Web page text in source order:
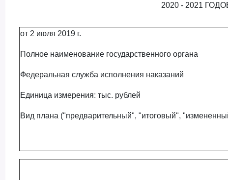
2020 - 2021
от 2 июля 2019 г.
Полное наименование государственного органа
Федеральная служба исполнения наказаний
Единица измерения: тыс. рублей
Вид плана ("предварительный", "итоговый",